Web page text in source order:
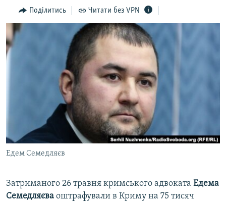
пошукуІНТЕРВ'Ю
ВСЕ ЗА ДЕНЬ
СПЕЦПРОЕКТИ
ВІДЕОУРОКИ «ELIFBE»
СВІДЧЕННЯ ОКУПАЦІЇ
УКРАЇНСЬКА ПРОБЛЕМА КРИМУ
ІНФОГРАФІКА
ЯК ОБІЙТИ БЛОКУВАННЯ
ДОЛУЧАЙСЯ!
Усі сайти RFE/RL
Поділитись Читати без VPN
Едем Семедляєв
Затриманого 26 травня кримського адвоката Едема
Семедляєва оштрафували в Криму на 75 тисяч